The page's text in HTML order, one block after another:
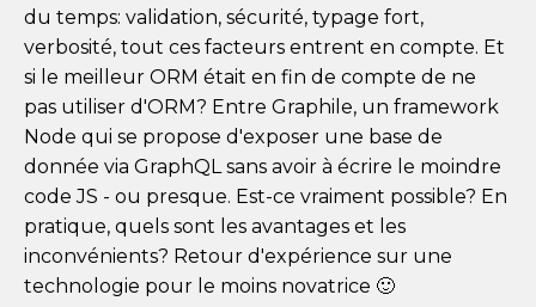
du temps: validation, sécurité, typage fort,
verbosité, tout ces facteurs entrent en compte. Et
si le meilleur ORM était en fin de compte de ne
pas utiliser d'ORM? Entre Graphile, un framework
Node qui se propose d'exposer une base de
donnée via GraphQL sans avoir à écrire le moindre
code JS - ou presque. Est-ce vraiment possible? En
pratique, quels sont les avantages et les
inconvénients? Retour d'expérience sur une
technologie pour le moins novatrice 🙂